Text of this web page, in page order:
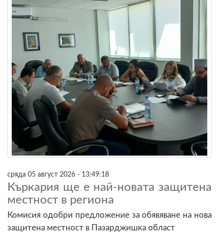
сряда 05 август 2026 - 13:49:18
Къркария ще е най-новата защитена
местност в региона
Комисия одобри предложение за обявяване на нова
защитена местност в Пазарджишка област